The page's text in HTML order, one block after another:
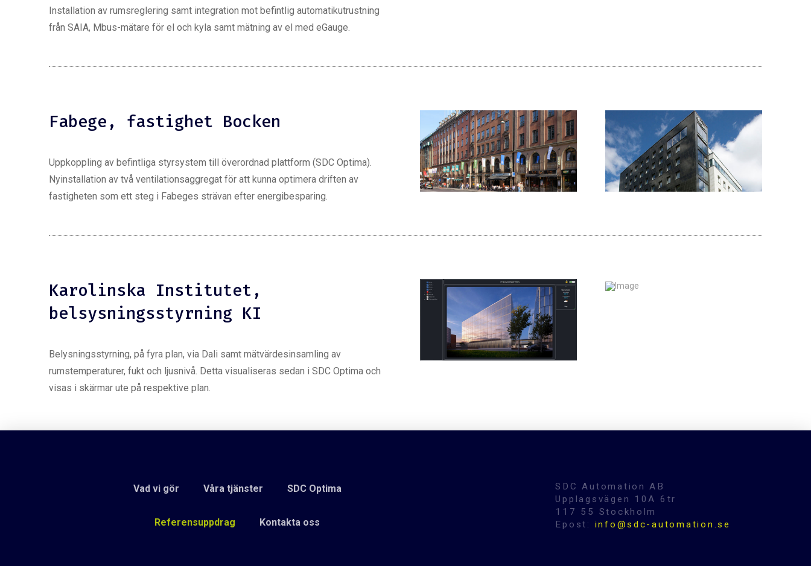
Installation av rumsreglering samt integration mot befintlig automatikutrustning
från SAIA, Mbus-mätare för el och kyla samt mätning av el med eGauge.
Fabege, fastighet Bocken
Uppkoppling av befintliga styrsystem till överordnad plattform (SDC Optima).
Nyinstallation av två ventilationsaggregat för att kunna optimera driften av
fastigheten som ett steg i Fabeges strävan efter energibesparing.
Karolinska Institutet,
belsysningsstyrning KI
Belysningsstyrning, på fyra plan, via Dali samt mätvärdesinsamling av
rumstemperaturer, fukt och ljusnivå. Detta visualiseras sedan i SDC Optima och
visas i skärmar ute på respektive plan.
Vad vi gör Våra tjänster SDC Optima
Referensuppdrag Kontakta oss
SDC Automation AB
Upplagsvägen 10A 6tr
117 55 Stockholm
Epost:
info@sdc-automation.se